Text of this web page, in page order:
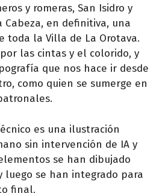
y romeras, San Isidro y
Cabeza, en definitiva, una
toda la Villa de La Orotava.
las cintas y el colorido, y
que nos hace ir desde
como quien se sumerge en
es una ilustración
sin intervención de IA y
se han dibujado
luego se han integrado para
final.